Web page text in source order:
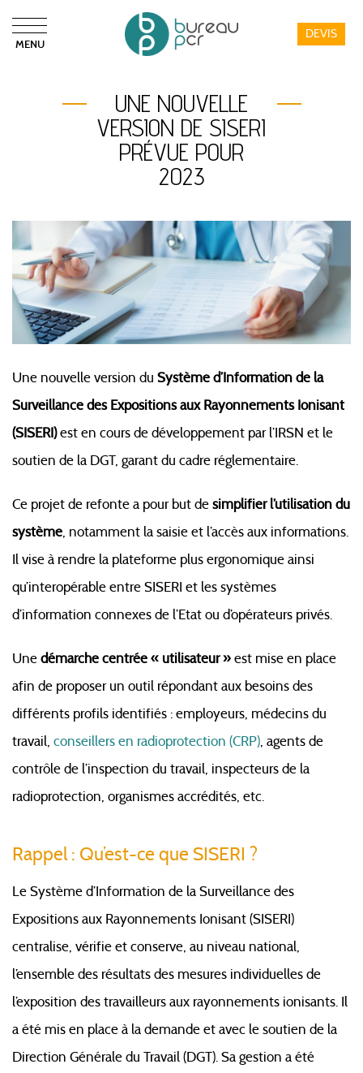
MENU
DEVIS
UNE NOUVELLE
VERSION DE SISERI
PRÉVUE POUR
2023
Une nouvelle version du Système d’Information de la
Surveillance des Expositions aux Rayonnements Ionisant
(SISERI)est en cours de développement par l’IRSN et le
soutien de la DGT, garant du cadre réglementaire.
Ce projet de refonte a pour but desimplifier l’utilisation du
système, notamment la saisie et l’accès aux informations.
Il vise à rendre la plateforme plus ergonomique ainsi
qu’interopérable entre SISERI et les systèmes
d’information connexes de l’Etat ou d’opérateurs privés.
Unedémarche centrée « utilisateur »est mise en place
afin de proposer un outil répondant aux besoins des
différents profils identifiés : employeurs, médecins du
travail, conseillers en radioprotection (CRP), agents de
contrôle de l’inspection du travail, inspecteurs de la
radioprotection, organismes accrédités, etc.
Rappel : Qu’est-ce que SISERI ?
Le Système d’Information de la Surveillance des
Expositions aux Rayonnements Ionisant (SISERI)
centralise, vérifie et conserve, au niveau national,
l’ensemble des résultats des mesures individuelles de
l’exposition des travailleurs aux rayonnements ionisants. Il
a été mis en place à la demande et avec le soutien de la
Direction Générale du Travail (DGT). Sa gestion a été